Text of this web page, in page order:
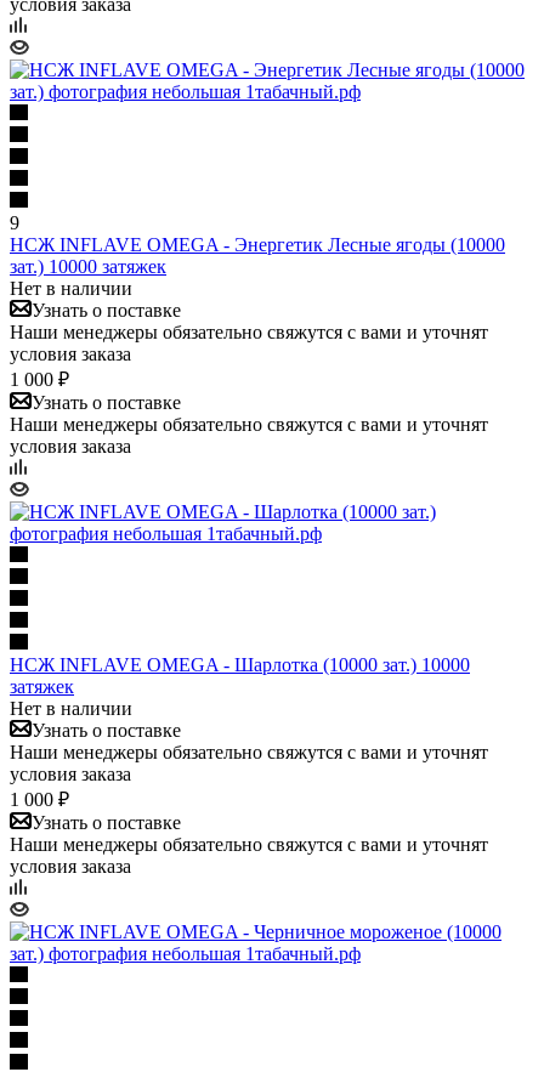
9
НСЖ INFLAVE OMEGA - Энергетик Лесные ягоды (10000
зат.) 10000 затяжек
Нет в наличии
Узнать о поставке
Наши менеджеры обязательно свяжутся с вами и уточнят
условия заказа
1 000 ₽
Узнать о поставке
Наши менеджеры обязательно свяжутся с вами и уточнят
условия заказа
НСЖ INFLAVE OMEGA - Шарлотка (10000 зат.) 10000
затяжек
Нет в наличии
Узнать о поставке
Наши менеджеры обязательно свяжутся с вами и уточнят
условия заказа
1 000 ₽
Узнать о поставке
Наши менеджеры обязательно свяжутся с вами и уточнят
условия заказа